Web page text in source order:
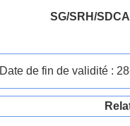
SG/SRH/
Date de fin de validité :